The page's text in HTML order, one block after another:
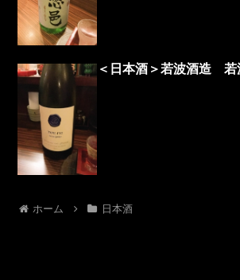
＜日本酒＞若波酒造 若
ホーム 日本酒